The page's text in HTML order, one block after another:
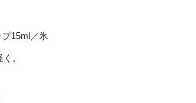
15ml／氷
。